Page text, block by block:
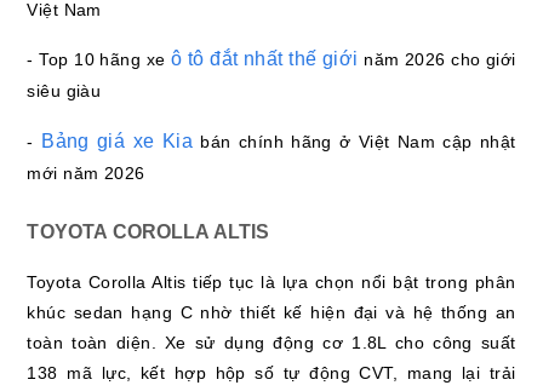
Việt Nam
- Top 10 hãng xe ô tô đắt nhất thế giới năm 2026 cho giới
siêu giàu
- Bảng giá xe Kia bán chính hãng ở Việt Nam cập nhật
mới năm 2026
TOYOTA COROLLA ALTIS
Toyota Corolla Altis tiếp tục là lựa chọn nổi bật trong phân
khúc sedan hạng C nhờ thiết kế hiện đại và hệ thống an
toàn toàn diện. Xe sử dụng động cơ 1.8L cho công suất
138 mã lực, kết hợp hộp số tự động CVT, mang lại trải